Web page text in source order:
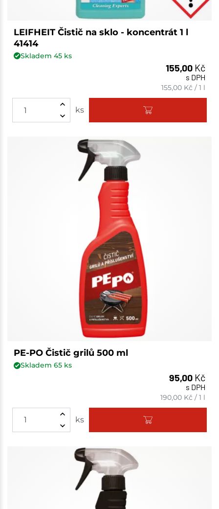
LEIFHEIT Čistič na sklo - koncentrát 1 l
41414
Skladem 45ks
155,00 Kč
s DPH
155,00 Kč /1 l
ks
PE-PO Čistič grilů 500 ml
Skladem 65ks
95,00 Kč
s DPH
190,00 Kč /1 l
ks